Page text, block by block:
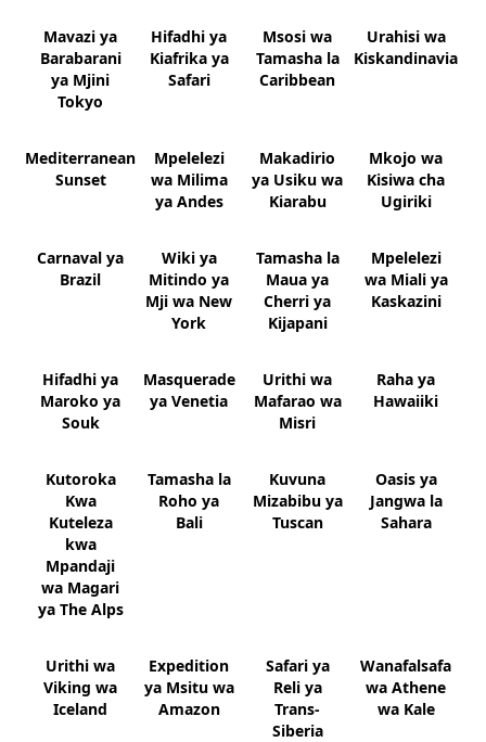
Mavazi ya
Barabarani
ya Mjini
Tokyo
Hifadhi ya
Kiafrika ya
Safari
Msosi wa
Tamasha la
Caribbean
Urahisi wa
Kiskandinavia
Mediterranean
Sunset
Mpelelezi
wa Milima
ya Andes
Makadirio
ya Usiku wa
Kiarabu
Mkojo wa
Kisiwa cha
Ugiriki
Carnaval ya
Brazil
Wiki ya
Mitindo ya
Mji wa New
York
Tamasha la
Maua ya
Cherri ya
Kijapani
Mpelelezi
wa Miali ya
Kaskazini
Hifadhi ya
Maroko ya
Souk
Masquerade
ya Venetia
Urithi wa
Mafarao wa
Misri
Raha ya
Hawaiiki
Kutoroka
Kwa
Kuteleza
kwa
Mpandaji
wa Magari
ya The Alps
Tamasha la
Roho ya
Bali
Kuvuna
Mizabibu ya
Tuscan
Oasis ya
Jangwa la
Sahara
Urithi wa
Viking wa
Iceland
Expedition
ya Msitu wa
Amazon
Safari ya
Reli ya
Trans-
Siberia
Wanafalsafa
wa Athene
wa Kale